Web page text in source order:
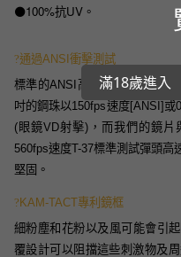
⚫️100%抗UV 。
?通過ANSI衝擊測試
標準的ANSI高速衝擊測試/VD
吋的鋼珠以150fps速度[ANSI]或
(眼鏡VD射擊)，而我們的鏡片
560fps速度T-37標準測試彈頭高
堅固。
?KAM-TACT專利鏡框
細粉塵和花粉以及風可能會引
覆設計可以阻擋這些刺激物及
滿18歲進入